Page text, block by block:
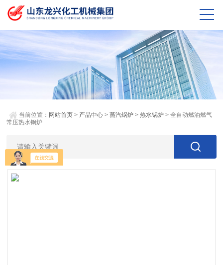
当前位置： 网站首页 > 产品中心 >蒸汽锅炉 >热水锅炉 > 全自动燃油燃气
常压热水锅炉